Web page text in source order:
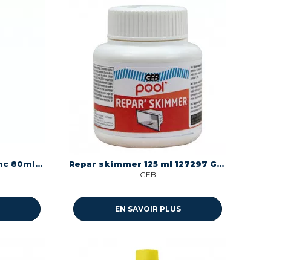
Pool mastic piscine blanc 80ml ms polymere neutre piscine Geb 590925 Repar skimmer 125 ml 127297 Geb 127297
GEB
EN SAVOIR PLUS